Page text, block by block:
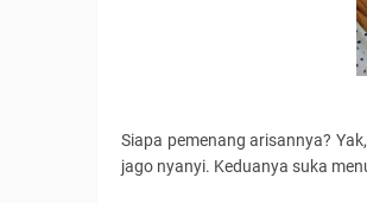
Siapa pemenang arisannya?
jago nyanyi. Keduanya suka